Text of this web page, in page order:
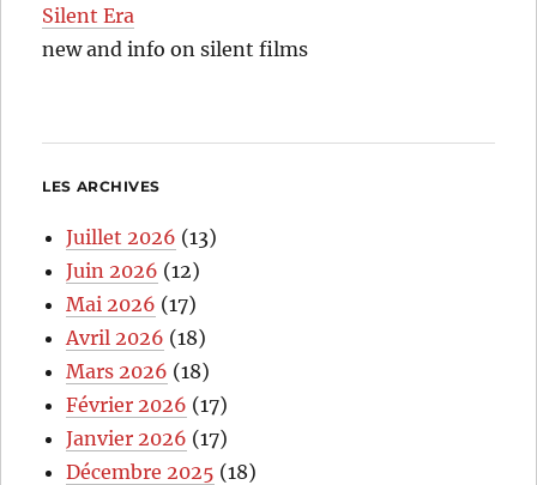
Silent Era
new and info on silent films
LES ARCHIVES
Juillet 2026 (13)
Juin 2026 (12)
Mai 2026 (17)
Avril 2026 (18)
Mars 2026 (18)
Février 2026 (17)
Janvier 2026 (17)
Décembre 2025 (18)